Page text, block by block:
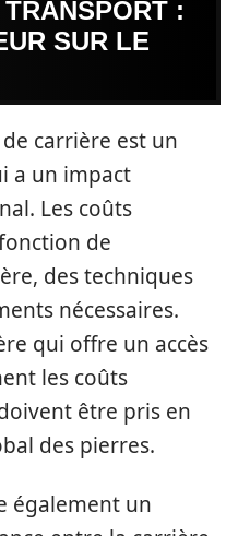
:
SUR LE
carrière est un
a un impact
Les coûts
de
des techniques
nécessaires.
qui offre un accès
les coûts
être pris en
des pierres.
également un